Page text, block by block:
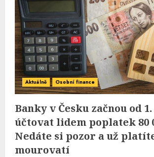
Aktuálně Osobní finance
Banky v Česku začnou od
účtovat lidem poplatek 80
Nedáte si pozor a už
mourovatí